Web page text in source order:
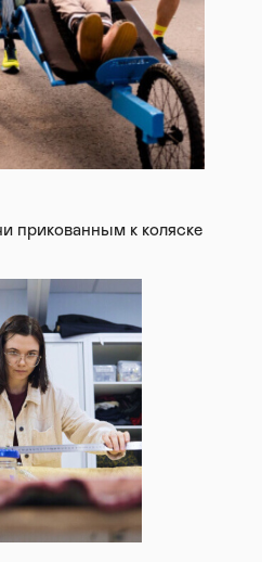
прикованным к коляске